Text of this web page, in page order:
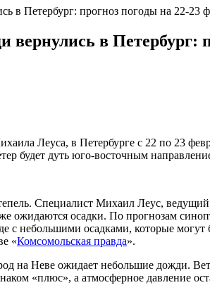
в Петербург: прогноз погоды на 22-23
вернулись в Петербург:
Леуса, в Петербурге с 22 по 23
будет дуть юго-восточным
Специалист Михаил Леус,
ожидаются осадки. По прогнозам
с небольшими осадками, которые
«Комсомольская правда».
на Неве ожидает небольшие дожди.
«плюс», а атмосферное давление